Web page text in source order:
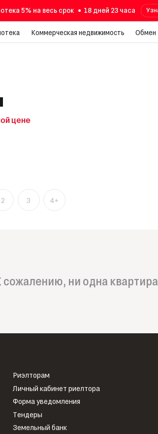
5% на весь срок 18 дней 23 часа
Коммерческая недвижимость Обмен
цене
2 3 4+
сожалению, ни одна
Риэлторам
Личный кабинет риелтора
Форма уведомления
Тендеры
Земельный банк